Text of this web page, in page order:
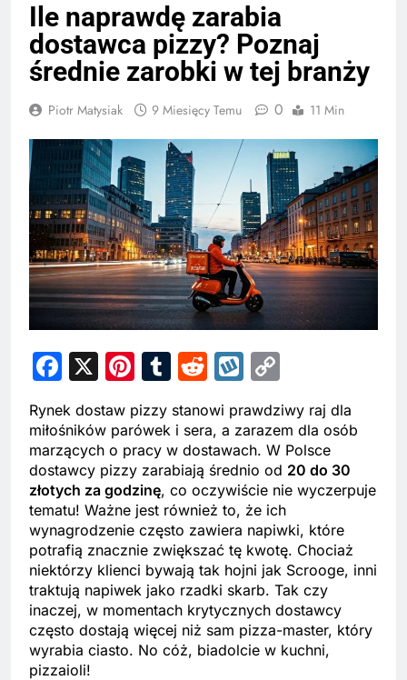
Ile naprawdę zarabia
dostawca pizzy? Poznaj
średnie zarobki w tej branży
Piotr Matysiak 9 Miesięcy Temu 0 11 Min
Facebook
X Pinterest
Tumblr
RedditWykop
Rynek dostaw pizzy stanowi prawdziwy raj dla
miłośników parówek i sera, a zarazem dla osób
marzących o pracy w dostawach. W Polsce
dostawcy pizzy zarabiają średnio od 20 do 30
złotych za godzinę, co oczywiście nie wyczerpuje
tematu! Ważne jest również to, że ich
wynagrodzenie często zawiera napiwki, które
potrafią znacznie zwiększać tę kwotę. Chociaż
niektórzy klienci bywają tak hojni jak Scrooge, inni
traktują napiwek jako rzadki skarb. Tak czy
inaczej, w momentach krytycznych dostawcy
często dostają więcej niż sam pizza-master, który
wyrabia ciasto. No cóż, biadolcie w kuchni,
pizzaioli!